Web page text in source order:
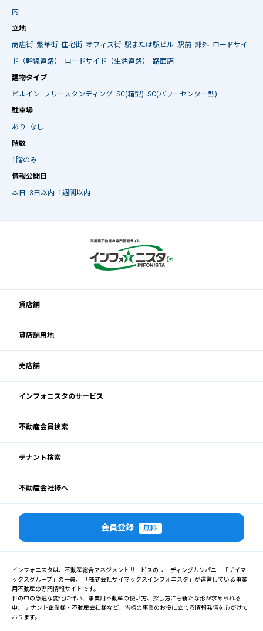
内
立地
商店街 繁華街 住宅街 オフィス街 駅または駅ビル 駅前 郊外 ロードサイ
ド（幹線道路）
ロードサイド（生活道路）
路面店
建物タイプ
ビルイン フリースタンディング SC(箱型) SC(パワーセンター型)
駐車場
あり
なし
階数
1階のみ
情報公開日
本日
3日以内 1週間以内
貸店舗
貸店舗用地
売店舗
インフォニスタのサービス
不動産会員検索
テナント検索
不動産会社様へ
会員登録 無料
インフォニスタは、不動産総合マネジメントサービスのリーディングカンパニー「ザイマ
ックスグループ」の一員、 「株式会社ザイマックスインフォニスタ」が運営している事業
用不動産の専門情報サイトです。
世の中の急速な変化に伴い、事業用不動産の使い方、探し方にも新たな形が求められる
中、 テナント企業様・不動産会社様など、皆様の事業のお役に立てる情報発信を心がけて
おります。